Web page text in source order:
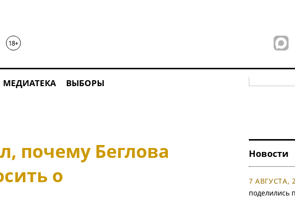
МЕДИАТЕКА ВЫБОРЫ
почему Беглова
о
Новости
7 АВГУСТА,
поделились